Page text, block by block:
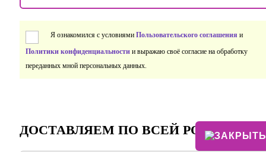
Я ознакомился с условиями Пользовательского соглашения и
Политики конфиденциальности и выражаю своё согласие на обработку
переданных мной персональных данных.
ДОСТАВЛЯЕМ ПО ВСЕЙ РОССИИ!